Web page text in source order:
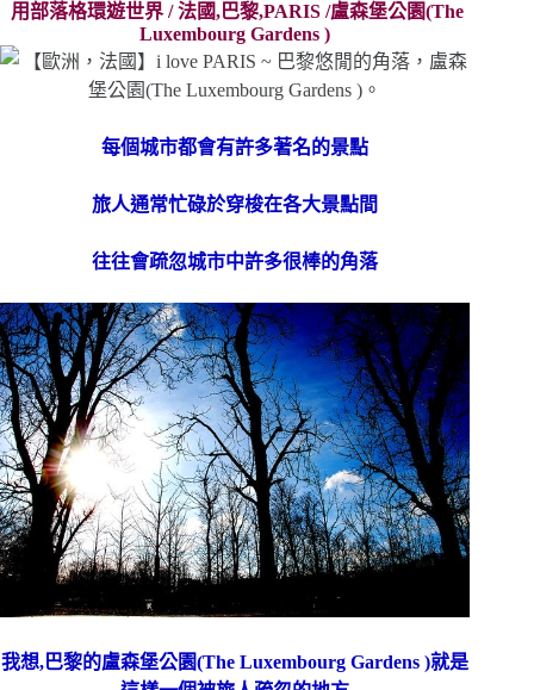
用部落格環遊世界 / 法國,巴黎,PARIS /盧森堡公園(The
Luxembourg Gardens )
每個城市都會有許多著名的景點
旅人通常忙碌於穿梭在各大景點間
往往會疏忽城市中許多很棒的角落
我想,巴黎的盧森堡公園(The Luxembourg Gardens )就是